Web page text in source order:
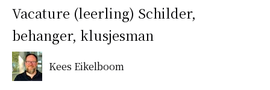
Vacature (leerling) Schilder,
behanger, klusjesman
Kees Eikelboom